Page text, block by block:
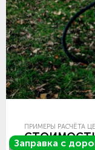
Заправка с
ПРИМЕРЫ РАСЧЁТА